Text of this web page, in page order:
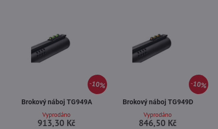
10%
Brokový náboj TG949A
Vyprodáno
913,30 Kč
10%
Brokový náboj TG949D
Vyprodáno
846,50 Kč